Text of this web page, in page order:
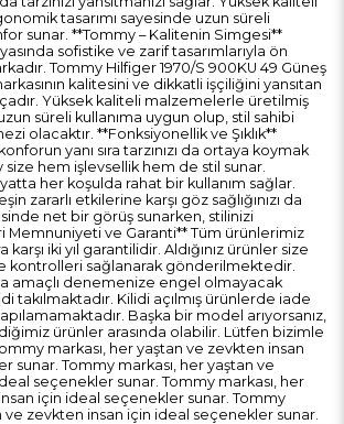
tasarımı sayesinde uzun süreli
sunar. **Tommy – Kalitenin Simgesi**
sofistike ve zarif tasarımlarıyla ön
Tommy Hilfiger 1970/S 900KU 49 Güneş
kalitesini ve dikkatli işçiliğini yansıtan
Yüksek kaliteli malzemelerle üretilmiş
süreli kullanıma uygun olup, stil sahibi
olacaktır. **Fonksiyonellik ve Şıklık**
yanı sıra tarzınızı da ortaya koymak
size hem işlevsellik hem de stil sunar.
her koşulda rahat bir kullanım sağlar.
zararlı etkilerine karşı göz sağlığınızı da
net bir görüş sunarken, stilinizi
Memnuniyeti ve Garanti** Tüm ürünlerimiz
iki yıl garantilidir. Aldığınız ürünler size
kontrolleri sağlanarak gönderilmektedir.
amaçlı denemenize engel olmayacak
takılmaktadır. Kilidi açılmış ürünlerde iade
Başka bir model arıyorsanız,
ürünler arasında olabilir. Lütfen bizimle
markası, her yaştan ve zevkten insan
sunar. Tommy markası, her yaştan ve
seçenekler sunar. Tommy markası, her
için ideal seçenekler sunar. Tommy
ve zevkten insan için ideal seçenekler sunar.